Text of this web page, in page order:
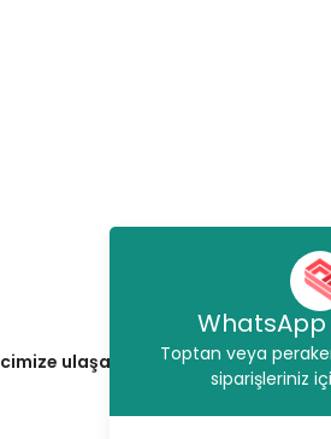
ulaşarak fiyat teklifinizi alın.
WhatsApp
Toptan veya
siparişleriniz